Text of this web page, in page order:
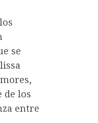
se
de los
entre